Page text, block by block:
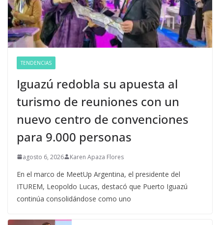
TENDENCIAS
Iguazú redobla su apuesta al
turismo de reuniones con un
nuevo centro de convenciones
para 9.000 personas
agosto 6, 2026 Karen Apaza Flores
En el marco de MeetUp Argentina, el presidente del
ITUREM, Leopoldo Lucas, destacó que Puerto Iguazú
continúa consolidándose como uno